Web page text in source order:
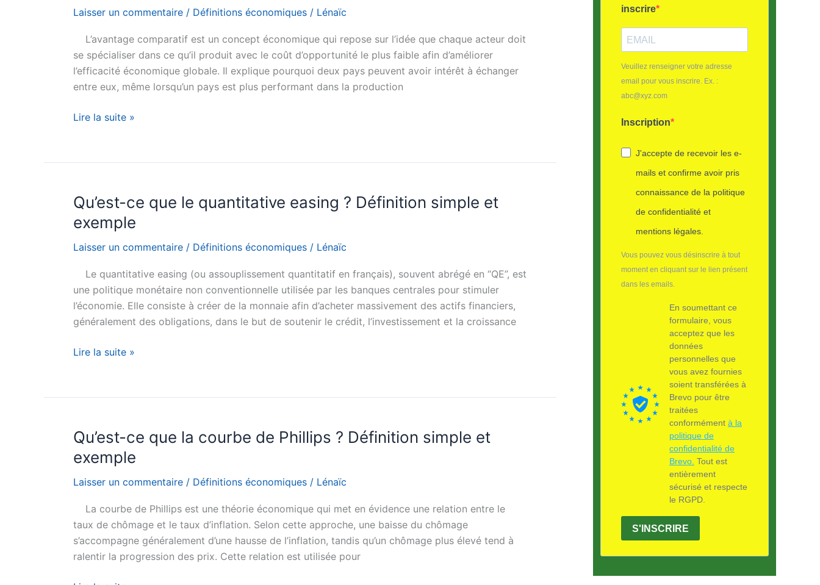
(PPA)
Définition
simple
et
exemple
Laisser un commentaire / Définitions économiques / Lénaïc
L’avantage comparatif est un concept économique qui repose sur l’idée que chaque acteur doit
se spécialiser dans ce qu’il produit avec le coût d’opportunité le plus faible afin d’améliorer
l’efficacité économique globale. Il explique pourquoi deux pays peuvent avoir intérêt à échanger
entre eux, même lorsqu’un pays est plus performant dans la production
Qu’est-
l’avantage
?
Définition
simple
et
Lire la suite »
Qu’est-ce que le quantitative easing ? Définition simple et
exemple
Laisser un commentaire / Définitions économiques / Lénaïc
Le quantitative easing (ou assouplissement quantitatif en français), souvent abrégé en “QE”, est
une politique monétaire non conventionnelle utilisée par les banques centrales pour stimuler
l’économie. Elle consiste à créer de la monnaie afin d’acheter massivement des actifs financiers,
généralement des obligations, dans le but de soutenir le crédit, l’investissement et la croissance
Qu’est-
le
easing
?
Définition
simple
exemple
Lire la suite »
Qu’est-ce que la courbe de Phillips ? Définition simple et
exemple
Laisser un commentaire / Définitions économiques / Lénaïc
La courbe de Phillips est une théorie économique qui met en évidence une relation entre le
taux de chômage et le taux d’inflation. Selon cette approche, une baisse du chômage
s’accompagne généralement d’une hausse de l’inflation, tandis qu’un chômage plus élevé tend à
ralentir la progression des prix. Cette relation est utilisée pour
inscrire
Veuillez renseigner votre adresse
email pour vous inscrire. Ex. :
abc@xyz.com
Inscription
J'accepte de recevoir les e-
mails et confirme avoir pris
connaissance de la politique
de confidentialité et
mentions légales.
Vous pouvez vous désinscrire à tout
moment en cliquant sur le lien présent
dans les emails.
En soumettant ce
formulaire, vous
acceptez que les
données
personnelles que
vous avez fournies
soient transférées à
Brevo pour être
traitées
conformément à la
politique de
confidentialité de
Brevo. Tout est
entièrement
sécurisé et respecte
le RGPD.
S'INSCRIRE